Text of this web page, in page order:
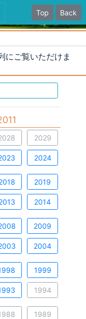
Top Back
にご覧いただけま
2029
2024
2019
2014
2009
2004
1999
1994
1989